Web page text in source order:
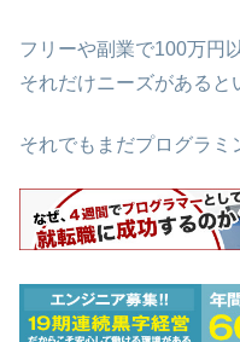
フリーや副業で100万円
それだけニーズがあると
それでもまだプログラミ